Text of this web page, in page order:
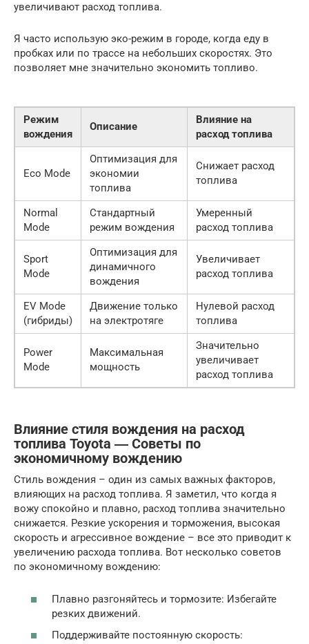
увеличивают расход топлива.
Я часто использую эко-режим в городе, когда еду в
пробках или по трассе на небольших скоростях. Это
позволяет мне значительно экономить топливо.
Режим
вождения
Описание
Влияние на
расход топлива
Eco Mode
Оптимизация для
экономии
топлива
Снижает расход
топлива
Normal
Mode
Стандартный
режим вождения
Умеренный
расход топлива
Sport
Mode
Оптимизация для
динамичного
вождения
Увеличивает
расход топлива
EV Mode
(гибриды)
Движение только
на электротяге
Нулевой расход
топлива
Power
Mode
Максимальная
мощность
Значительно
увеличивает
расход топлива
Влияние стиля вождения на расход
топлива Toyota ― Советы по
экономичному вождению
Стиль вождения – один из самых важных факторов,
влияющих на расход топлива. Я заметил, что когда я
вожу спокойно и плавно, расход топлива значительно
снижается. Резкие ускорения и торможения, высокая
скорость и агрессивное вождение – все это приводит к
увеличению расхода топлива. Вот несколько советов
по экономичному вождению:
Плавно разгоняйтесь и тормозите: Избегайте
резких движений.
Поддерживайте постоянную скорость: